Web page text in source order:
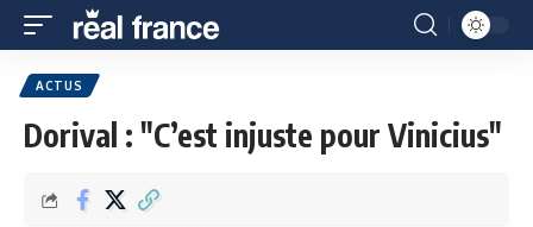
ACTUS
Dorival : "C’est injuste pour Vinicius"